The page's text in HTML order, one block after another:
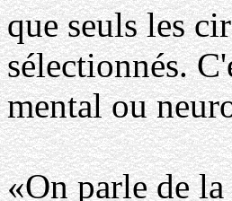
que seuls les
sélectionnés.
mental ou
«On parle de